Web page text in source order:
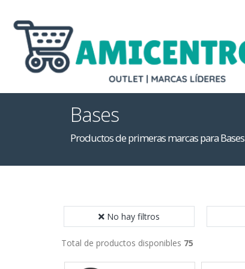
Bases
Productos de primeras marcas para Bases
No hay filtros
Total de productos disponibles 75